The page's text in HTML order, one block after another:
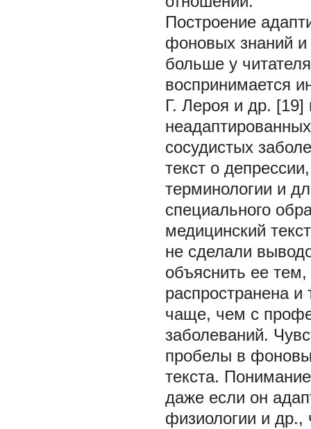
Построение
фоновых знаний и
больше у
воспринимается
Г. Лероя и др. [19]
сосудистых
текст о
терминологии и
специального
медицинский
не сделали
объяснить ее
распространена
чаще, чем с
заболеваний.
пробелы в
текста.
даже если он
физиологии и др.,